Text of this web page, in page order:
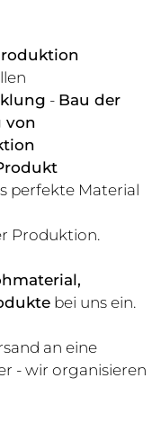
- Bau der
von
perfekte Material
Produktion.
bei uns ein.
an eine
- wir organisieren